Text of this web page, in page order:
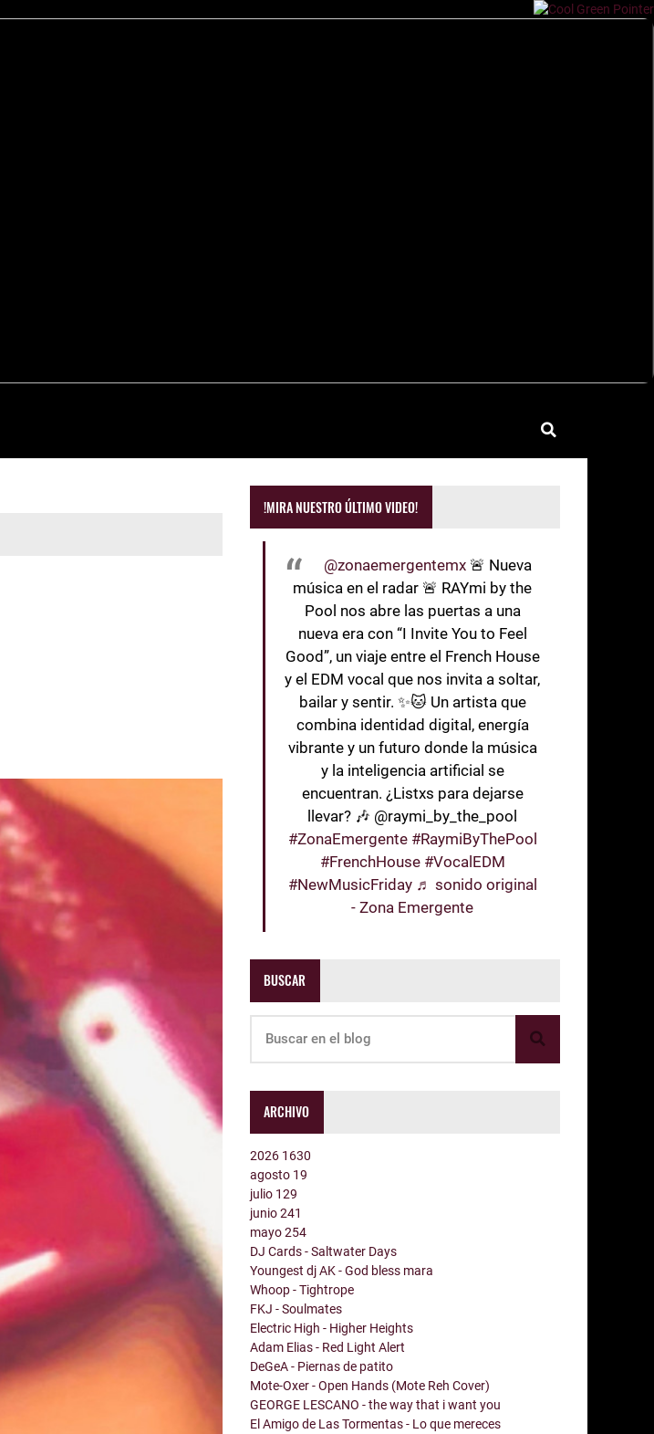
!MIRA NUESTRO ÚLTIMO VIDEO!
@zonaemergentemx 🚨 Nueva
música en el radar 🚨 RAYmi by the
Pool nos abre las puertas a una
nueva era con “I Invite You to Feel
Good”, un viaje entre el French House
y el EDM vocal que nos invita a soltar,
bailar y sentir. ✨🐱 Un artista que
combina identidad digital, energía
vibrante y un futuro donde la música
y la inteligencia artificial se
encuentran. ¿Listxs para dejarse
llevar? 🎶 @raymi_by_the_pool
#ZonaEmergente #RaymiByThePool
#FrenchHouse #VocalEDM
#NewMusicFriday ♬ sonido original
- Zona Emergente
BUSCAR
ARCHIVO
2026 1630
agosto 19
julio 129
junio241
mayo254
DJ Cards - Saltwater Days
Youngest dj AK - God bless mara
Whoop - Tightrope
FKJ - Soulmates
Electric High - Higher Heights
Adam Elias - Red Light Alert
DeGeA - Piernas de patito
Mote-Oxer - Open Hands (Mote Reh Cover)
GEORGE LESCANO - the way that i want you
El Amigo de Las Tormentas - Lo que mereces